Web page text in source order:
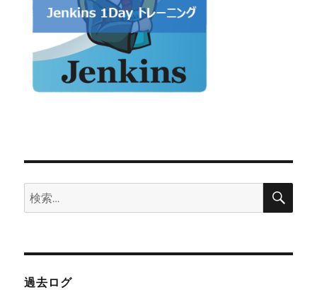
検
索:
検
過去ログ